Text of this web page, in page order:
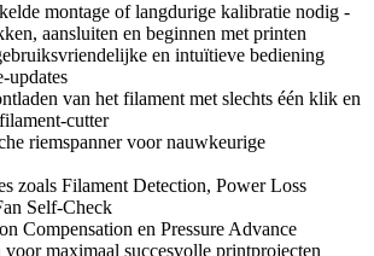
montage of langdurige kalibratie nodig -
aansluiten en beginnen met printen
en intuïtieve bediening
updates
van het filament met slechts één klik en
cutter
riemspanner voor nauwkeurige
zoals Filament Detection, Power Loss
Self-Check
Compensation en Pressure Advance
voor maximaal succesvolle printprojecten